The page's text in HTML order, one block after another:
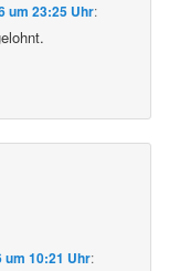
um 23:25 Uhr:
um 10:21 Uhr: